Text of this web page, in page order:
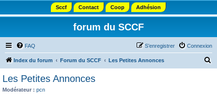
Sccf Contact Coop Adhésion
forum du SCCF
FAQ Connexion
S’enregistrer
Index du forum Forum du SCCF Les Petites Annonces
Les Petites Annonces
Modérateur : pcn